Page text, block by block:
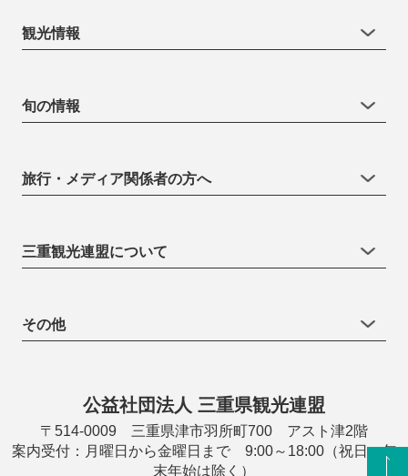
観光情報
旬の情報
旅行・メディア関係者の方へ
三重観光連盟について
その他
公益社団法人 三重県観光連盟
〒514-0009 三重県津市羽所町700 アスト津2階
案内受付：月曜日から金曜日まで 9:00～18:00（祝日・年
末年始は除く）